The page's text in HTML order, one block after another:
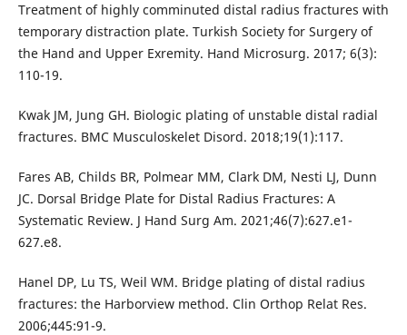
Treatment of highly comminuted distal radius fractures with
temporary distraction plate. Turkish Society for Surgery of
the Hand and Upper Exremity. Hand Microsurg. 2017; 6(3):
110-19.
Kwak JM, Jung GH. Biologic plating of unstable distal radial
fractures. BMC Musculoskelet Disord. 2018;19(1):117.
Fares AB, Childs BR, Polmear MM, Clark DM, Nesti LJ, Dunn
JC. Dorsal Bridge Plate for Distal Radius Fractures: A
Systematic Review. J Hand Surg Am. 2021;46(7):627.e1-
627.e8.
Hanel DP, Lu TS, Weil WM. Bridge plating of distal radius
fractures: the Harborview method. Clin Orthop Relat Res.
2006;445:91-9.